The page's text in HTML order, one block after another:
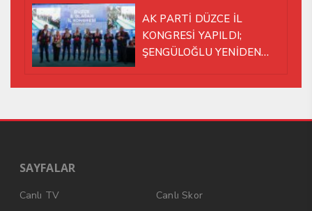
AK PARTİ DÜZCE İL
KONGRESİ YAPILDI;
ŞENGÜLOĞLU YENİDEN
SAYFALAR
Canlı TV
Canlı Skor